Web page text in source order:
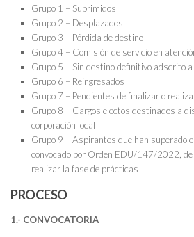
Grupo 1 – Suprimidos
Grupo 2 – Desplazados
Grupo 3 – Pérdida de destino
Grupo 4 – Comisión de servicio en
Grupo 5 – Sin destino definitivo adscrito
Grupo 6 – Reingresados
Grupo 7 – Pendientes de finalizar o
Grupo 8 – Cargos electos destinados a
corporación local
Grupo 9 – Aspirantes que han superado
convocado por Orden EDU/147/2022, de
realizar la fase de prácticas
PROCESO
1.- CONVOCATORIA